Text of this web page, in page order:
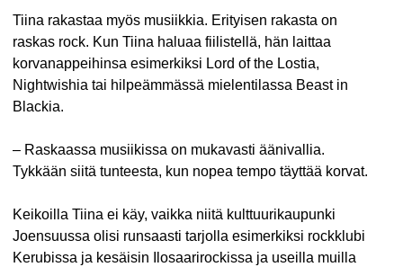
Tiina rakastaa myös musiikkia. Erityisen rakasta on
raskas rock. Kun Tiina haluaa fiilistellä, hän laittaa
korvanappeihinsa esimerkiksi Lord of the Lostia,
Nightwishia tai hilpeämmässä mielentilassa Beast in
Blackia.
– Raskaassa musiikissa on mukavasti äänivallia.
Tykkään siitä tunteesta, kun nopea tempo täyttää korvat.
Keikoilla Tiina ei käy, vaikka niitä kulttuurikaupunki
Joensuussa olisi runsaasti tarjolla esimerkiksi rockklubi
Kerubissa ja kesäisin Ilosaarirockissa ja useilla muilla